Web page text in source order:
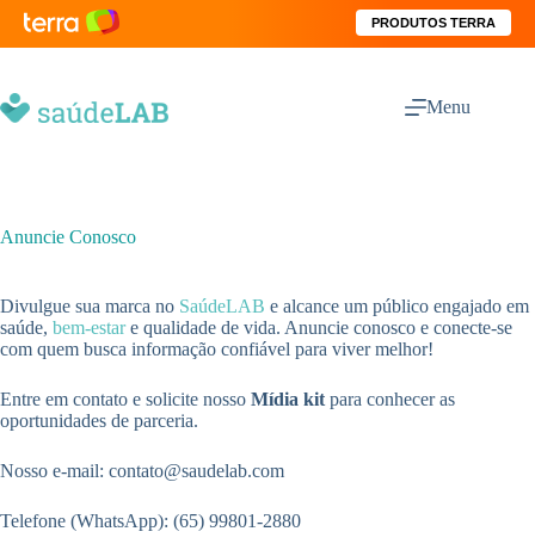
PRODUTOS TERRA
Menu
Anuncie Conosco
Divulgue sua marca no SaúdeLAB e alcance um público engajado em
saúde, bem-estare qualidade de vida. Anuncie conosco e conecte-se
com quem busca informação confiável para viver melhor!
Entre em contato e solicite nosso Mídia kit para conhecer as
oportunidades de parceria.
Nosso e-mail: contato@saudelab.com
Telefone (WhatsApp): (65) 99801-2880